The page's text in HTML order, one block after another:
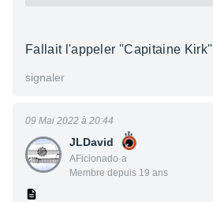
Fallait l'appeler ''Capitaine Kirk''
signaler
JLDavid
AFicionado·a
Membre depuis 19 ans
09 Mai 2022 à 20:44